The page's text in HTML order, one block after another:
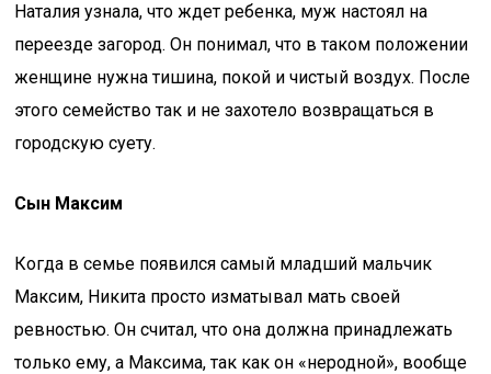
Наталия узнала, что ждет ребенка, муж настоял на
переезде загород. Он понимал, что в таком положении
женщине нужна тишина, покой и чистый воздух. После
этого семейство так и не захотело возвращаться в
городскую суету.
Сын Максим
Когда в семье появился самый младший мальчик
Максим, Никита просто изматывал мать своей
ревностью. Он считал, что она должна принадлежать
только ему, а Максима, так как он «неродной», вообще